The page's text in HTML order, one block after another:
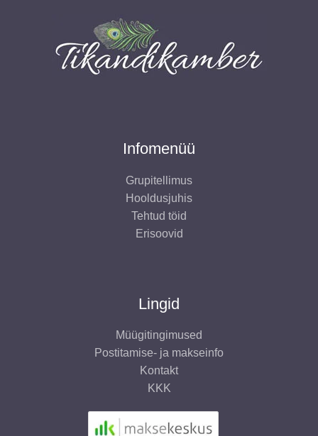
Infomenüü
Grupitellimus
Hooldusjuhis
Tehtud töid
Erisoovid
Lingid
Müügitingimused
Postitamise- ja makseinfo
Kontakt
KKK